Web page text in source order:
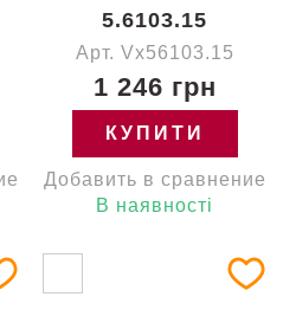
5.6103.15
Арт. Vx56103.15
1 246 грн
КУПИТИ
Добавить в сравнение
В наявності